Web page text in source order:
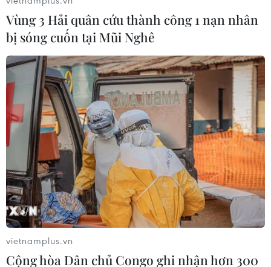
TIN LIÊN QUAN
Công chúa Thái Lan Maha Chakri
Vùng 3 Hải quân cứu thành công 1 nạn nhân
bị sóng cuốn tại Mũi Nghê
vietnamplus.vn
Cộng hòa Dân chủ Congo ghi nhận hơn 300